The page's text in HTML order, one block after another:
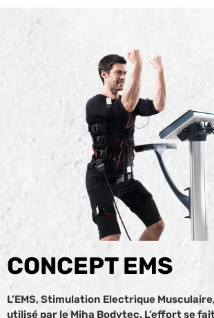
CONCEPT EMS
L’EMS, Stimulation Electrique
utilisé par le Miha Bodytec. L’effort se